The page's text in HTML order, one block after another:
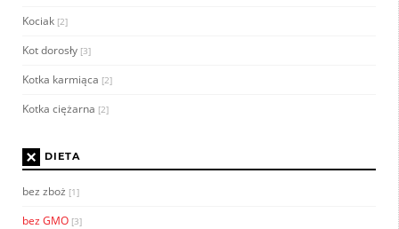
Kociak [2]
Kot dorosły [3]
Kotka karmiąca [2]
Kotka ciężarna [2]
× DIETA
bez zboż [1]
bez GMO [3]